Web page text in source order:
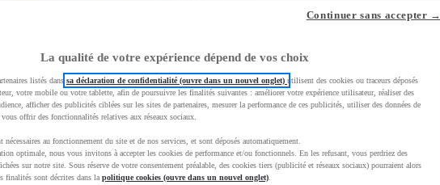
La qualité de votre expérience dépend de vos choix
listés dans sa déclaration de confidentialité (ouvre dans un nouvel onglet) utilisent des cookies ou traceurs déposés
votre mobile ou votre tablette, afin de poursuivre les finalités suivantes : améliorer votre expérience utilisateur, réaliser des
afficher des publicités ciblées sur les sites de partenaires, mesurer la performance de ces publicités, utiliser des données de
offrir des fonctionnalités relatives aux réseaux sociaux.
nécessaires au fonctionnement du site et de nos services, et sont déposés automatiquement.
optimale, nous vous invitons à accepter les cookies de performance et/ou fonctionnels. En les refusant, vous perdriez des
sur notre site. Sous réserve de votre consentement préalable, des cookies tiers (publicité et réseaux sociaux) pourraient alors
finalités sont décrites dans la politique cookies (ouvre dans un nouvel onglet)
Continuer sans accepter →